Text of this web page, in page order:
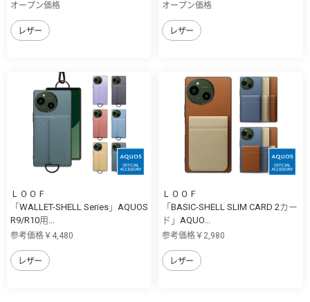
オープン価格
レザー
オープン価格
レザー
ＬＯＯＦ
「WALLET-SHELL Series」AQUOS
R9/R10用...
参考価格￥4,480
レザー
ＬＯＯＦ
「BASIC-SHELL SLIM CARD 2カー
ド」AQUO...
参考価格￥2,980
レザー